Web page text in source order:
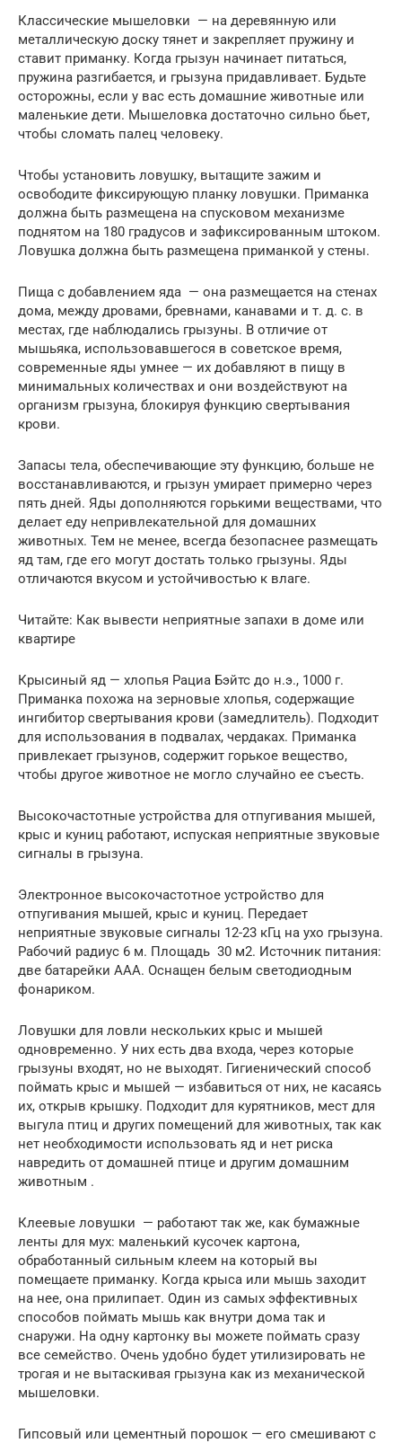
Классические мышеловки — на деревянную или
металлическую доску тянет и закрепляет пружину и
ставит приманку. Когда грызун начинает питаться,
пружина разгибается, и грызуна придавливает. Будьте
осторожны, если у вас есть домашние животные или
маленькие дети. Мышеловка достаточно сильно бьет,
чтобы сломать палец человеку.
Чтобы установить ловушку, вытащите зажим и
освободите фиксирующую планку ловушки. Приманка
должна быть размещена на спусковом механизме
поднятом на 180 градусов и зафиксированным штоком.
Ловушка должна быть размещена приманкой у стены.
Пища с добавлением яда — она ​​размещается на стенах
дома, между дровами, бревнами, канавами и т. д. с. в
местах, где наблюдались грызуны. В отличие от
мышьяка, использовавшегося в советское время,
современные яды умнее — их добавляют в пищу в
минимальных количествах и они воздействуют на
организм грызуна, блокируя функцию свертывания
крови.
Запасы тела, обеспечивающие эту функцию, больше не
восстанавливаются, и грызун умирает примерно через
пять дней. Яды дополняются горькими веществами, что
делает еду непривлекательной для домашних
животных. Тем не менее, всегда безопаснее размещать
яд там, где его могут достать только грызуны. Яды
отличаются вкусом и устойчивостью к влаге.
Читайте: Как вывести неприятные запахи в доме или
квартире
Крысиный яд — хлопья Рациа Бэйтс до н.э., 1000 г.
Приманка похожа на зерновые хлопья, содержащие
ингибитор свертывания крови (замедлитель). Подходит
для использования в подвалах, чердаках. Приманка
привлекает грызунов, содержит горькое вещество,
чтобы другое животное не могло случайно ее съесть.
Высокочастотные устройства для отпугивания мышей,
крыс и куниц работают, испуская неприятные звуковые
сигналы в грызуна.
Электронное высокочастотное устройство для
отпугивания мышей, крыс и куниц. Передает
неприятные звуковые сигналы 12-23 кГц на ухо грызуна.
Рабочий радиус 6 м. Площадь 30 м2. Источник питания:
две батарейки ААА. Оснащен белым светодиодным
фонариком.
Ловушки для ловли нескольких крыс и мышей
одновременно. У них есть два входа, через которые
грызуны входят, но не выходят. Гигиенический способ
поймать крыс и мышей — избавиться от них, не касаясь
их, открыв крышку. Подходит для курятников, мест для
выгула птиц и других помещений для животных, так как
нет необходимости использовать яд и нет риска
навредить от домашней птице и другим домашним
животным .
Клеевые ловушки — работают так же, как бумажные
ленты для мух: маленький кусочек картона,
обработанный сильным клеем на который вы
помещаете приманку. Когда крыса или мышь заходит
на нее, она прилипает. Один из самых эффективных
способов поймать мышь как внутри дома так и
снаружи. На одну картонку вы можете поймать сразу
все семейство. Очень удобно будет утилизировать не
трогая и не вытаскивая грызуна как из механической
мышеловки.
Гипсовый или цементный порошок — его смешивают с